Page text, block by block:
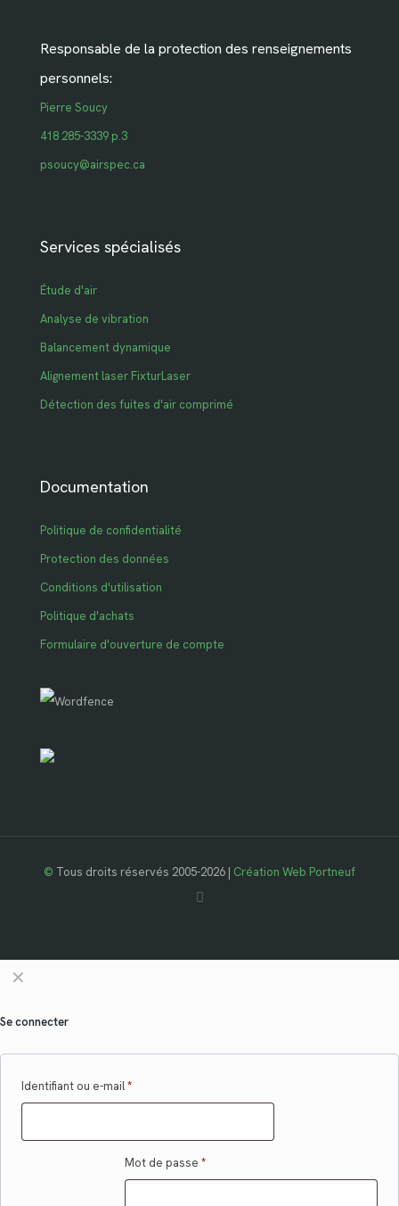
Responsable de la protection des renseignements
personnels:
Pierre Soucy
418 285-3339 p.3
psoucy@airspec.ca
Services spécialisés
Étude d'air
Analyse de vibration
Balancement dynamique
Alignement laser FixturLaser
Détection des fuites d'air comprimé
Documentation
Politique de confidentialité
Protection des données
Conditions d'utilisation
Politique d'achats
Formulaire d'ouverture de compte
© Tous droits réservés 2005-2026 | Création Web Portneuf
✕
Se connecter
Identifiant ou e-mail*
Mot de passe *